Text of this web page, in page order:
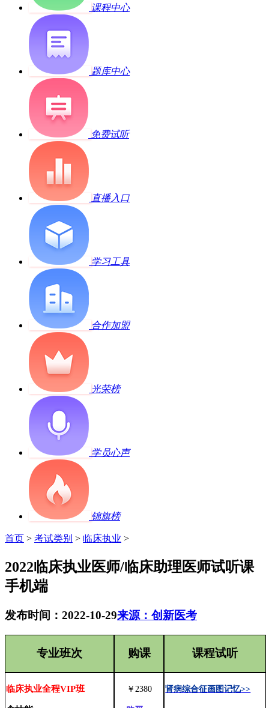
课程中心
题库中心
免费试听
直播入口
学习工具
合作加盟
光荣榜
学员心声
锦旗榜
首页 > 考试类别 > 临床执业 >
2022临床执业医师/临床助理医师试听课
手机端
发布时间：2022-10-29来源：创新医考
专业班次 购课 课程试听
临床执业全程VIP班 ￥ 2380 肾病综合征画图记忆>>